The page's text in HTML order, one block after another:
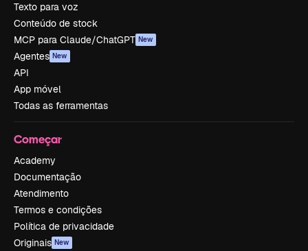
Texto para voz
Conteúdo de stock
MCP para Claude/ChatGPT New
Agentes New
API
App móvel
Todas as ferramentas
Começar
Academy
Documentação
Atendimento
Termos e condições
Política de privacidade
Originais New